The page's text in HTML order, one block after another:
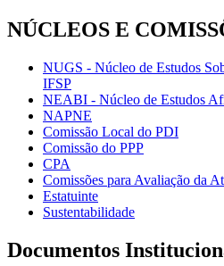
NÚCLEOS E
NUGS - Núcleo de Estudos
IFSP
NEABI - Núcleo de Estudos
NAPNE
Comissão Local do PDI
Comissão do PPP
CPA
Comissões para Avaliação da
Estatuinte
Sustentabilidade
Documentos